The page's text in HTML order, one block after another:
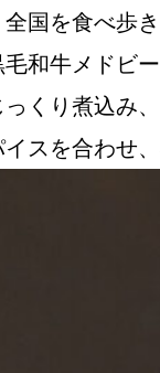
国を食べ歩
和牛メドビ
くり煮込み
イスを合わせ